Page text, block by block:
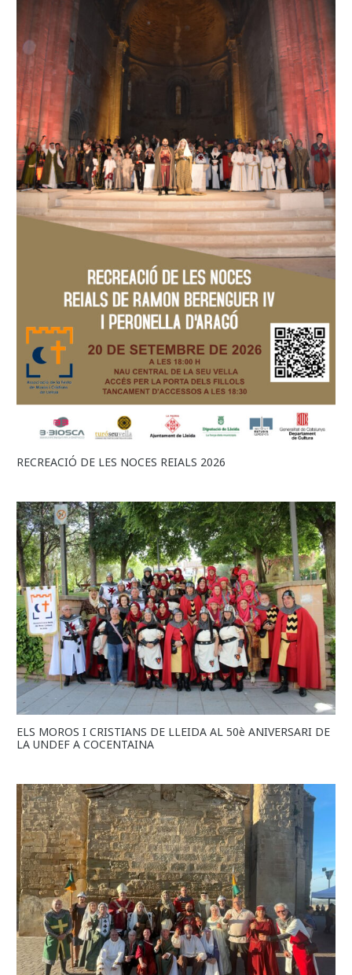
RECREACIÓ DE LES NOCES REIALS 2026
ELS MOROS I CRISTIANS DE LLEIDA AL 50è ANIVERSARI DE
LA UNDEF A COCENTAINA